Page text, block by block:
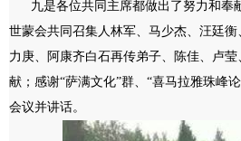
九是各位共同主席都做出了努力和奉
世蒙会共同召集人林军、马少杰、汪廷
力庚、阿康齐白石再传弟子、陈佳、卢
献；感谢“萨满文化”群、“喜马拉雅珠峰
会议并讲话。